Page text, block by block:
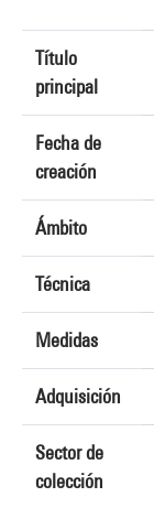
Título
principal
Fecha de
creación
Ámbito
Técnica
Medidas
Adquisición
Sector de
colección